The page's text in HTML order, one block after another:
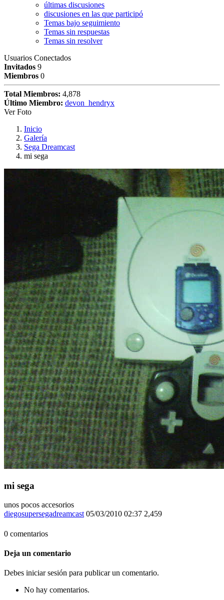
últimas discusiones
discusiones en las que participó
Temas bajo seguimiento
Temas sin respuestas
Temas sin resolver
Usuarios Conectados
Invitados 9
Miembros 0
Total Miembros: 4,878
Último Miembro: devon_hendryx
Ver Foto
Inicio
Galería
Sega Dreamcast
mi sega
mi sega
unos pocos accesorios
diegosupersegadreamcast05/03/2010 02:37 2,459
0 comentarios
Deja un comentario
Debes iniciar sesión para publicar un comentario.
No hay comentarios.